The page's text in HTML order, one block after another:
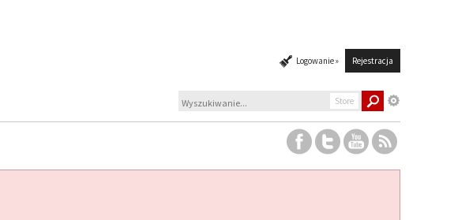
Logowanie » Rejestracja
Store